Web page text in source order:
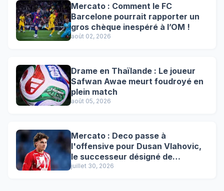
Mercato : Comment le FC
Barcelone pourrait rapporter un
gros chèque inespéré à l’OM !
août 02, 2026
Drame en Thaïlande : Le joueur
Safwan Awae meurt foudroyé en
plein match
août 05, 2026
Mercato : Deco passe à
l'offensive pour Dusan Vlahovic,
le successeur désigné de
Lewandowski !
juillet 30, 2026